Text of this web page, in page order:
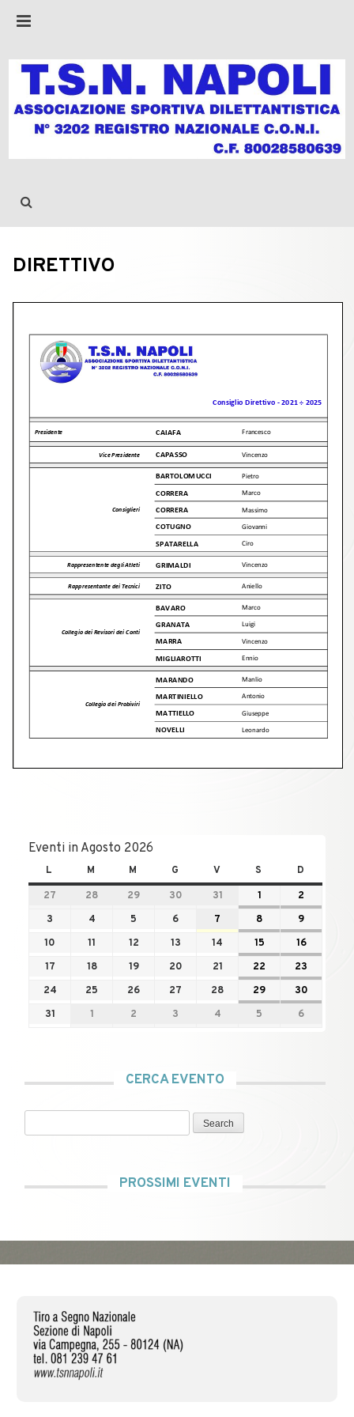
DIRETTIVO
Eventi in Agosto 2026
L M M G V S
D
27
28 29 30 31 1
2
3
4 5 6 7 8
9
10
11 12 13 14 15
16
17
18 19 20 21 22
23
24
25 26 27 28 29
30
31
1 2 3 4 5 6
CERCA EVENTO
Search
PROSSIMI EVENTI